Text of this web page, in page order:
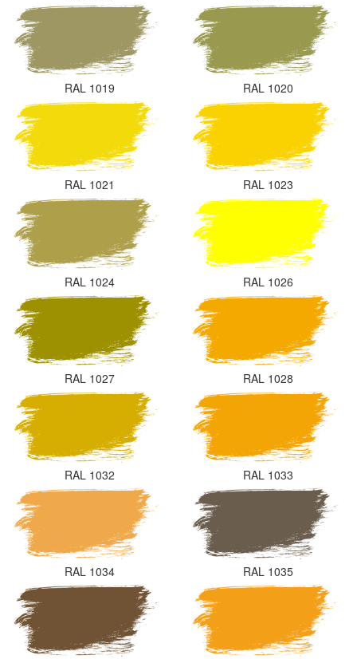
RAL 1019 RAL 1020
RAL 1021 RAL 1023
RAL 1024 RAL 1026
RAL 1027 RAL 1028
RAL 1032 RAL 1033
RAL 1034 RAL 1035